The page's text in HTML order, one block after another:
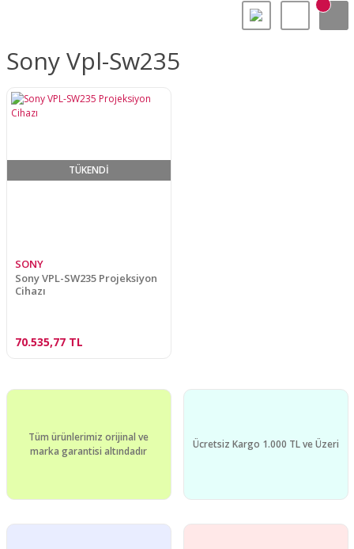
Sony Vpl-Sw235
TÜKENDİ
SONY
Sony VPL-SW235 Projeksiyon
Cihazı
70.535,77 TL
Tüm ürünlerimiz orijinal ve
marka garantisi altındadır
Ücretsiz Kargo 1.000 TL ve Üzeri